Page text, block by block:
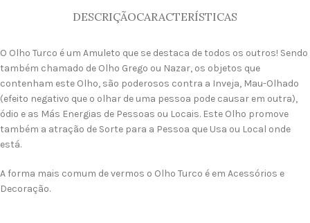
DESCRIÇÃOCARACTERÍSTICAS
O Olho Turco é um Amuleto que se destaca de todos os outros! Sendo
também chamado de Olho Grego ou Nazar, os objetos que
contenham este Olho, são poderosos contra a Inveja, Mau-Olhado
(efeito negativo que o olhar de uma pessoa pode causar em outra),
ódio e as Más Energias de Pessoas ou Locais. Este Olho promove
também a atração de Sorte para a Pessoa que Usa ou Local onde
está.
A forma mais comum de vermos o Olho Turco é em Acessórios e
Decoração.